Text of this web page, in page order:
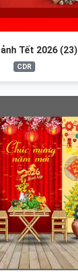
Tết 2026 (23)
CDR